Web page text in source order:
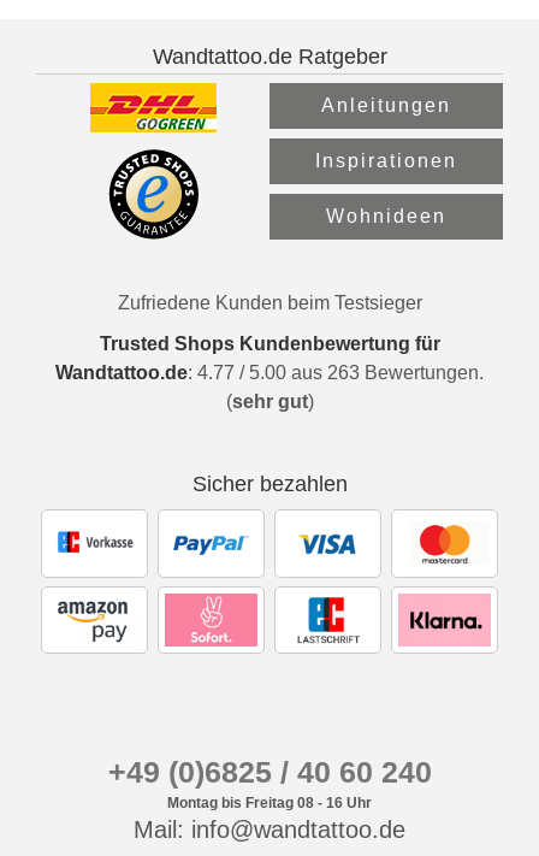
Wandtattoo.de Ratgeber
Anleitungen
Inspirationen
Wohnideen
Zufriedene Kunden beim Testsieger
Trusted Shops Kundenbewertung für
Wandtattoo.de: 4.77 / 5.00 aus 263 Bewertungen.
(sehr gut)
Sicher bezahlen
+49 (0)6825 / 40 60 240
Montag bis Freitag 08 - 16 Uhr
Mail: info@wandtattoo.de